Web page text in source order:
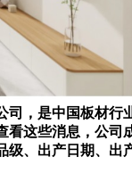
，是中国板材
这些消息，公
、出产日期、